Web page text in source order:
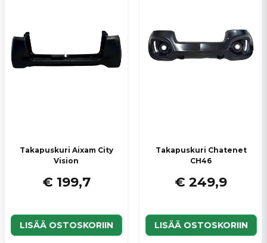
Takapuskuri Aixam City
Vision
€ 199,7
LISÄÄ OSTOSKORIIN
Takapuskuri Chatenet
CH46
€ 249,9
LISÄÄ OSTOSKORIIN